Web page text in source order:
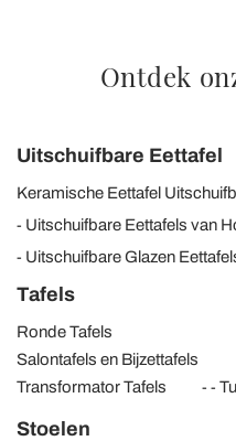
Ontdek
Uitschuifbare Eettafel
Keramische Eettafel
Uitschuifbare Eettafels van
Uitschuifbare Glazen
Tafels
Ronde Tafels
Salontafels en Bijzettafels
Transformator Tafels
Stoelen